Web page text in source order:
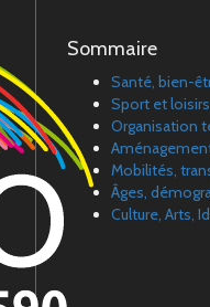
Sommaire
Santé, bien-
Sport et loisirs
Organisation
Mobilités,
Âges,
Culture, Arts,